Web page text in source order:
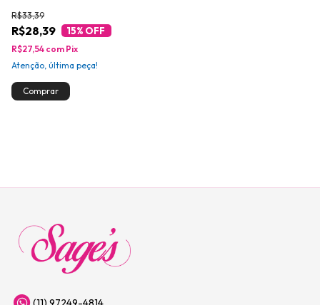
R$28,39
R$33,39
15% OFF
R$27,54 com Pix
Atenção, última peça!